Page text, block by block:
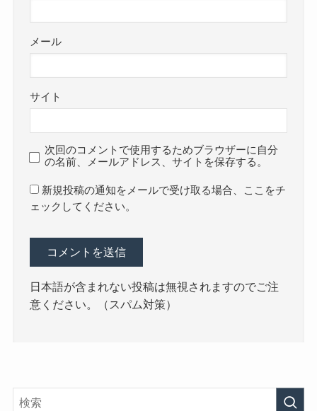
メール
サイト
次回のコメントで使用するためブラウザーに自分
の名前、メールアドレス、サイトを保存する。
新規投稿の通知をメールで受け取る場合、ここをチ
ェックしてください。
日本語が含まれない投稿は無視されますのでご注
意ください。（スパム対策）